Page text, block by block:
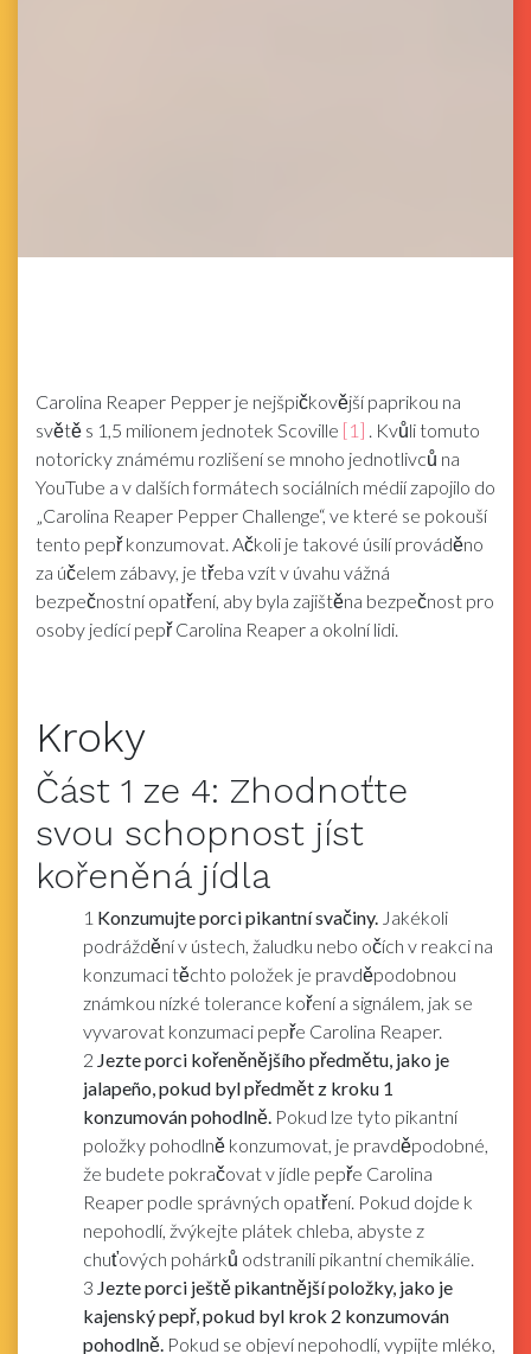
Carolina Reaper Pepper je nejšpičkovější paprikou na
světě s 1,5 milionem jednotek Scoville [1] . Kvůli tomuto
notoricky známému rozlišení se mnoho jednotlivců na
YouTube a v dalších formátech sociálních médií zapojilo do
„Carolina Reaper Pepper Challenge“, ve které se pokouší
tento pepř konzumovat. Ačkoli je takové úsilí prováděno
za účelem zábavy, je třeba vzít v úvahu vážná
bezpečnostní opatření, aby byla zajištěna bezpečnost pro
osoby jedící pepř Carolina Reaper a okolní lidi.
Kroky
Část 1 ze 4: Zhodnoťte
svou schopnost jíst
kořeněná jídla
1 Konzumujte porci pikantní svačiny. Jakékoli
podráždění v ústech, žaludku nebo očích v reakci na
konzumaci těchto položek je pravděpodobnou
známkou nízké tolerance koření a signálem, jak se
vyvarovat konzumaci pepře Carolina Reaper.
2 Jezte porci kořeněnějšího předmětu, jako je
jalapeño, pokud byl předmět z kroku 1
konzumován pohodlně. Pokud lze tyto pikantní
položky pohodlně konzumovat, je pravděpodobné,
že budete pokračovat v jídle pepře Carolina
Reaper podle správných opatření. Pokud dojde k
nepohodlí, žvýkejte plátek chleba, abyste z
chuťových pohárků odstranili pikantní chemikálie.
3 Jezte porci ještě pikantnější položky, jako je
kajenský pepř, pokud byl krok 2 konzumován
pohodlně. Pokud se objeví nepohodlí, vypijte mléko,